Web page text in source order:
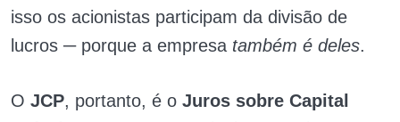
isso os acionistas participam da divisão de
lucros ─ porque a empresa também é deles.
O JCP, portanto, é o Juros sobre Capital